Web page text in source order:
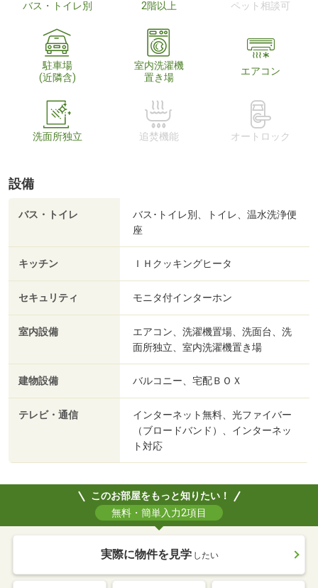
バス・トイレ別 2階以上 ペット相談可
駐車場
(近隣含)
室内洗濯機
置き場
エアコン
洗面所独立 追焚機能 オートロック
設備
バス・トイレ
バス･トイレ別、トイレ、温水洗浄便
座
キッチン ＩＨクッキングヒータ
セキュリティ モニタ付インターホン
室内設備
エアコン、洗濯機置場、洗面台、洗
面所独立、室内洗濯機置き場
建物設備 バルコニー、宅配ＢＯＸ
テレビ・通信
インターネット無料、光ファイバー
（ブロードバンド）、インターネッ
ト対応
このお部屋をもっと知りたい！
無料・簡単入力2項目
実際に物件を見学 したい